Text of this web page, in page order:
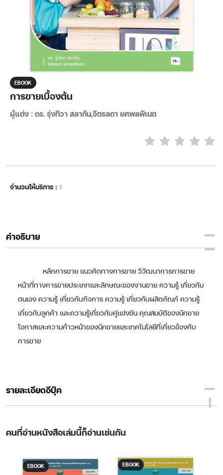
EBOOK
การขายเบื้องต้น
ผู้แต่ง : ดร. รุ่งทิวา สลากัน,จิตรลดา ยศพลพิเนต
จำนวนให้บริการ : 1
คำอธิบาย
หลักการขาย แนวคิดทางการขาย วิวัฒนาการการขาย
หน้าที่ทางการขายประเภทและลักษณะของงานขาย ความรู้ เกี่ยวกับ
ตนเอง ความรู้ เกี่ยวกับกิจการ ความรู้ เกี่ยวกับผลิตภัณฑ์ ความรู้
เกี่ยวกับลูกค้า และความรู้เกี่ยวกับคู่แข่งขัน คุณสมบัติของนักขาย
โอกาสและความก้าวหน้าของนักขายและเทคโนโลยีที่เกี่ยวข้องกับ
การขาย
รายละเอียดอีบุ๊ค
คนที่อ่านหนังสือเล่มนี้ก็อ่านเช่นกัน
EBOOK EBOOK